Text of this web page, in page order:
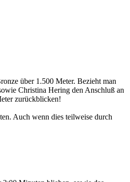
über 1.500 Meter. Bezieht man
Christina Hering den Anschluß an
zurückblicken!
Auch wenn dies teilweise durch